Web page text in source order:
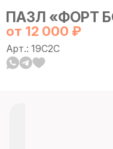
ПАЗЛ «ФОРТ
от 12 000 ₽
Арт.: 19C2C